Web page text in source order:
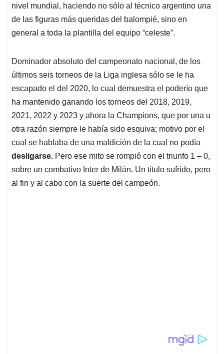
nivel mundial, haciendo no sólo al técnico argentino una
de las figuras más queridas del balompié, sino en
general a toda la plantilla del equipo “celeste”.
Dominador absoluto del campeonato nacional, de los
últimos seis torneos de la Liga inglesa sólo se le ha
escapado el del 2020, lo cual demuestra el poderío que
ha mantenido ganando los torneos del 2018, 2019,
2021, 2022 y 2023 y ahora la Champions, que por una u
otra razón siempre le había sido esquiva; motivo por el
cual se hablaba de una maldición de la cual no podía
desligarse. Pero ese mito se rompió con el triunfo 1 – 0,
sobre un combativo Inter de Milán. Un título sufrido, pero
al fin y al cabo con la suerte del campeón.